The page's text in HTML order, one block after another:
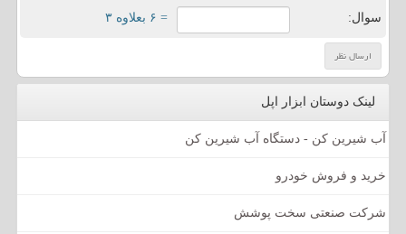
سوال: = ۶ بعلاوه ۳
لینک دوستان ابزار اپل
آب شیرین کن - دستگاه آب شیرین کن
خرید و فروش خودرو
شرکت صنعتی سخت پوشش